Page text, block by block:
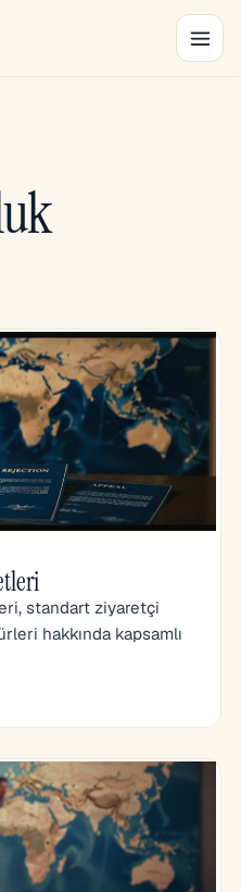
standart ziyaretçi
hakkında kapsamlı